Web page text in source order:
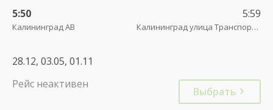
5:50
Калининград АВ
5:59
Калининград улица Транспортая
28.12, 03.05, 01.11
Рейс неактивен
Выбрать